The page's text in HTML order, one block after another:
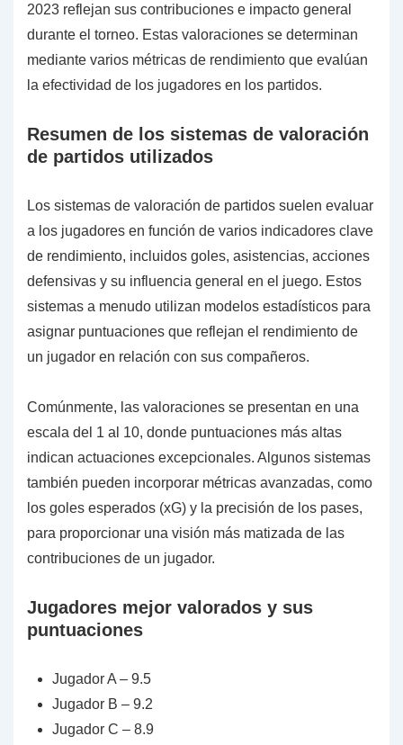
2023 reflejan sus contribuciones e impacto general
durante el torneo. Estas valoraciones se determinan
mediante varios métricas de rendimiento que evalúan
la efectividad de los jugadores en los partidos.
Resumen de los sistemas de valoración
de partidos utilizados
Los sistemas de valoración de partidos suelen evaluar
a los jugadores en función de varios indicadores clave
de rendimiento, incluidos goles, asistencias, acciones
defensivas y su influencia general en el juego. Estos
sistemas a menudo utilizan modelos estadísticos para
asignar puntuaciones que reflejan el rendimiento de
un jugador en relación con sus compañeros.
Comúnmente, las valoraciones se presentan en una
escala del 1 al 10, donde puntuaciones más altas
indican actuaciones excepcionales. Algunos sistemas
también pueden incorporar métricas avanzadas, como
los goles esperados (xG) y la precisión de los pases,
para proporcionar una visión más matizada de las
contribuciones de un jugador.
Jugadores mejor valorados y sus
puntuaciones
Jugador A – 9.5
Jugador B – 9.2
Jugador C – 8.9